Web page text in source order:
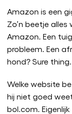
Amazon is een
Zo’n beetje alles
Amazon. Een
probleem. Een
hond? Sure thing.
Welke website
hij niet goed
bol.com.